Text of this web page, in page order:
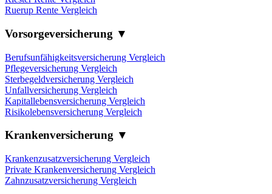
Ruerup Rente Vergleich
Vorsorgeversicherung ▼
Berufsunfähigkeitsversicherung Vergleich
Pflegeversicherung Vergleich
Sterbegeldversicherung Vergleich
Unfallversicherung Vergleich
Kapitallebensversicherung Vergleich
Risikolebensversicherung Vergleich
Krankenversicherung ▼
Krankenzusatzversicherung Vergleich
Private Krankenversicherung Vergleich
Zahnzusatzversicherung Vergleich